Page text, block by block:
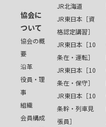
協会に
ついて
協会の概
要
沿革
役員・理
事
組織
会員構成
JR北海道
JR東日本［資
格認定講習］
JR東日本［10
条在・運転］
JR東日本［10
条在・保守］
JR東日本［10
条幹・列車見
張員］